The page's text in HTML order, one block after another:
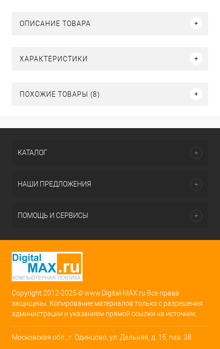
ОПИСАНИЕ ТОВАРА
ХАРАКТЕРИСТИКИ
ПОХОЖИЕ ТОВАРЫ (8)
КАТАЛОГ
НАШИ ПРЕДЛОЖЕНИЯ
ПОМОЩЬ И СЕРВИСЫ
Copyright 2012-2025 © www.Digital-MAX.ru Все права
защищены. Копирование материалов только с разрешения
администрации и указанием прямой ссылки на источник.
Московская обл., г. Одинцово, ул. Дальняя, д. 15, пав. 38